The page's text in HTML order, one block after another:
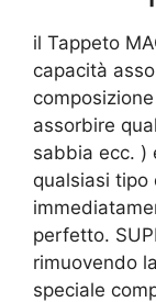
il Tappeto
capacità
assorbire
sabbia ecc. )
qualsiasi
perfetto.
rimuovendo
speciale